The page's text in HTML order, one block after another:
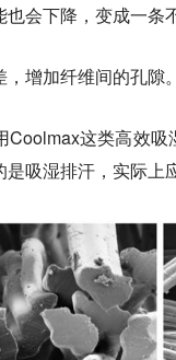
会下降，变成一条
增加纤维间的孔隙。
Coolmax这类高效
吸湿排汗，实际